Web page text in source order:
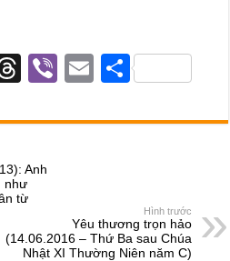
T
e
d
s
Vi
er
E
ail
S
ar
Anh
như
từ
Hình trước
Yêu thương trọn hảo
(14.06.2016 – Thứ Ba sau Chúa
Nhật XI Thường Niên năm C)